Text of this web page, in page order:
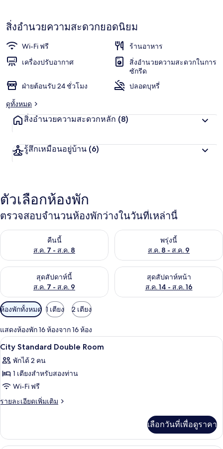
สิ่งอำนวยความสะดวกยอดนิยม
Wi-Fi ฟรี
ร้านอาหาร
เครื่องปรับอากาศ
สิ่งอำนวยความสะดวกในการ
ซักรีด
ฝ่ายต้อนรับ 24 ชั่วโมง
ปลอดบุหรี่
ดูทั้งหมด
สิ่งอำนวยความสะดวกหลัก (8)
รู้สึกเหมือนอยู่บ้าน (6)
ตัวเลือกห้องพัก
ตรวจสอบจำนวนห้องพักว่างในวันที่เหล่านี้
คืนนี้
ส.ค. 7 - ส.ค. 8
ตรวจสอบจำนวนห้องพักว่างในคืนนี้ ส.ค. 7 - ส.ค. 8พรุ่งนี้
ส.ค. 8 - ส.ค. 9
ตรวจสอบจำนวนห้องพักว่างใน
สุดสัปดาห์นี้
ส.ค. 7 - ส.ค. 9
ตรวจสอบจำนวนห้องพักว่างในสุดสัปดาห์นี้ ส.ค. 7 - ส.ค. 9
สุดสัปดาห์หน้า
ส.ค. 14 - ส.ค. 16
ตรวจสอบจำนวนห้องพักว่างใน
ตัว
กรอง
ที่
มี
ให้
สำหรับ
ห้อง
ห้องพักทั้งหมด 1 เตียง 2 เตียง
แสดงห้องพัก 16 ห้องจาก 16 ห้อง
เปิด
ภาพถ่าย
ทั้งหมด
ของ
City
Room
เครื่องนอนระดับพรีเมียม, ตู้นิรภัยในห้
4
City Standard Double Room
พักได้ 2 คน
1 เตียงสำหรับสองท่าน
Wi-Fi ฟรี
รายละเอียดเพิ่มเติม
ราย
เกี่ยว
กับ
เลือกวันที่เพื่อดูราคา